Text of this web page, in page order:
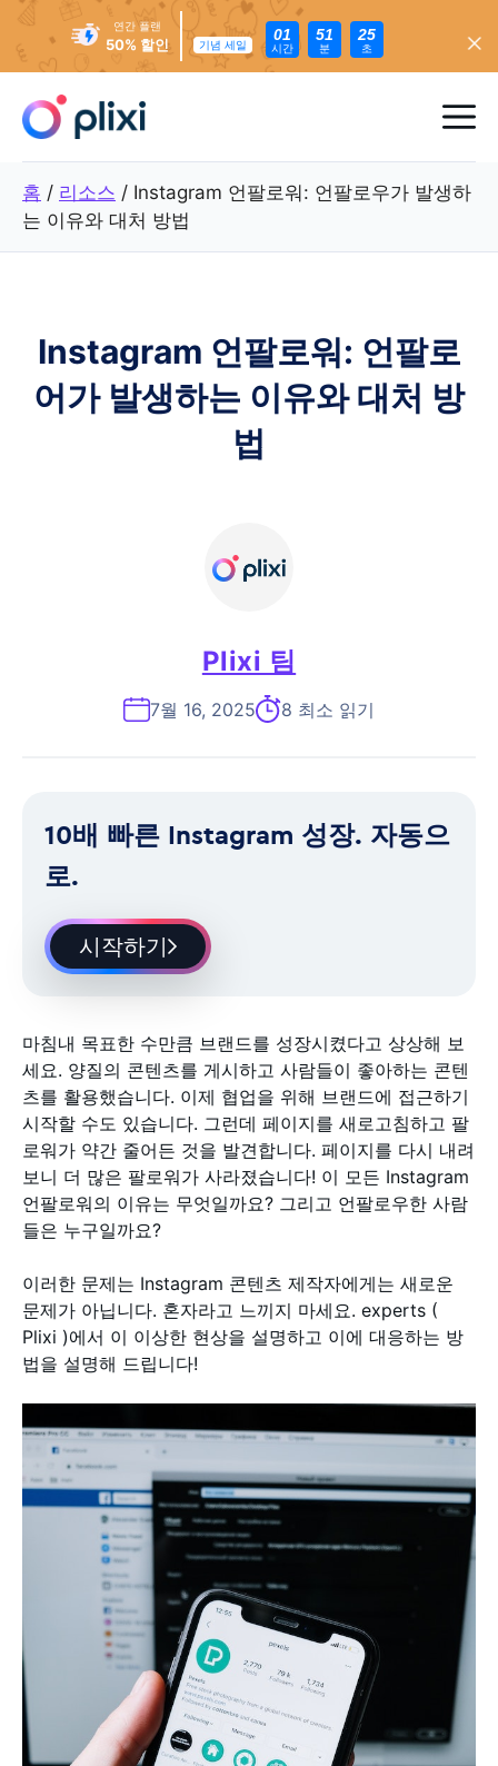
뛰
50% 할인
연간 플랜
기념 세일
01
시간
51
분
23
초
메
홈 / 리소스 / Instagram 언팔로워: 언팔로우가 발생하
는 이유와 대처 방법
Instagram 언팔로워: 언팔로
어가 발생하는 이유와 대처 방
법
Plixi 팀
7월 16, 2025 8 최소 읽기
10배 빠른 Instagram 성장. 자동으
로.
시작하기
마침내 목표한 수만큼 브랜드를 성장시켰다고 상상해 보
세요. 양질의 콘텐츠를 게시하고 사람들이 좋아하는 콘텐
츠를 활용했습니다. 이제 협업을 위해 브랜드에 접근하기
시작할 수도 있습니다. 그런데 페이지를 새로고침하고 팔
로워가 약간 줄어든 것을 발견합니다. 페이지를 다시 내려
보니 더 많은 팔로워가 사라졌습니다! 이 모든 Instagram
언팔로워의 이유는 무엇일까요? 그리고 언팔로우한 사람
들은 누구일까요?
이러한 문제는 Instagram 콘텐츠 제작자에게는 새로운
문제가 아닙니다. 혼자라고 느끼지 마세요. experts (
Plixi )에서 이 이상한 현상을 설명하고 이에 대응하는 방
법을 설명해 드립니다!